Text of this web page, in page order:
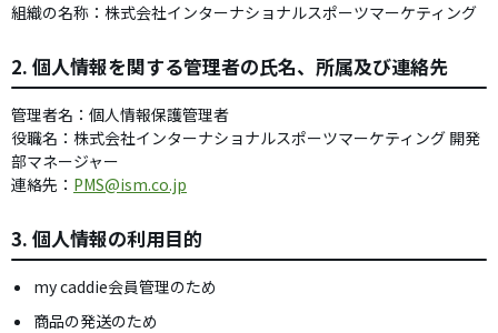
組織の名称：株式会社インターナショナルスポーツマーケティング
2. 個人情報を関する管理者の氏名、所属及び連絡先
管理者名：個人情報保護管理者
役職名：株式会社インターナショナルスポーツマーケティング 開発
部マネージャー
連絡先： PMS@ism.co.jp
3. 個人情報の利用目的
my caddie会員管理のため
商品の発送のため